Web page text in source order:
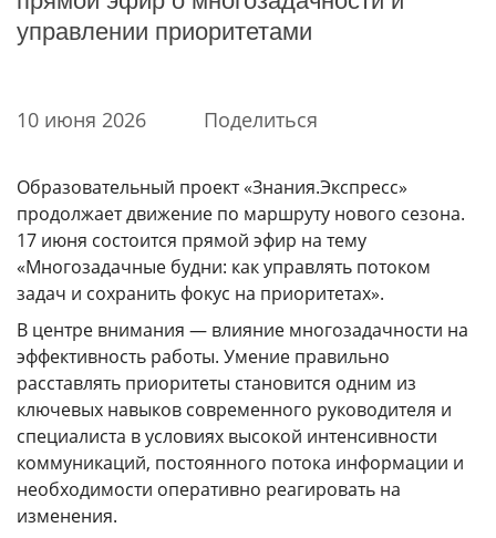
HR-ПАРТНЕР
ГОДОВЫЕ ОТЧЕТЫ
История
Команда
Награды
УНИВЕРмаг
Сведения об образовательной организации
Годовые отчеты
Стоимость образовательных услуг
III Форум лидеров корпоративного обучения
России
управлении приоритетами
10 июня 2026 Поделиться
Образовательный проект «Знания.Экспресс»
продолжает движение по маршруту нового сезона.
17 июня состоится прямой эфир на тему
«Многозадачные будни: как управлять потоком
задач и сохранить фокус на приоритетах».
В центре внимания — влияние многозадачности на
эффективность работы. Умение правильно
расставлять приоритеты становится одним из
ключевых навыков современного руководителя и
специалиста в условиях высокой интенсивности
коммуникаций, постоянного потока информации и
необходимости оперативно реагировать на
изменения.